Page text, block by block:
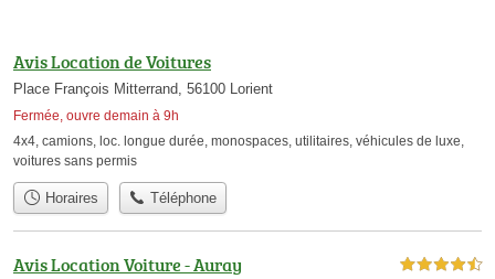
Avis Location de Voitures
Place François Mitterrand, 56100 Lorient
Fermée, ouvre demain à 9h
4x4, camions, loc. longue durée, monospaces, utilitaires, véhicules de luxe,
voitures sans permis
Horaires Téléphone
Avis Location Voiture - Auray 4,5 étoiles sur 5